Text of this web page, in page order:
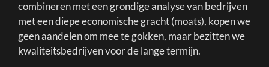
combineren met een grondige analyse van bedrijven
met een diepe economische gracht (moats), kopen we
geen aandelen om mee te gokken, maar bezitten we
kwaliteitsbedrijven voor de lange termijn.